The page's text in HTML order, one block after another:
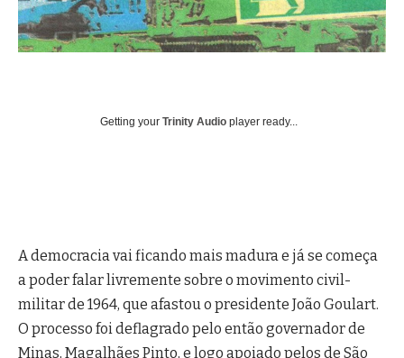
Getting your Trinity Audio player ready...
A democracia vai ficando mais madura e já se começa
a poder falar livremente sobre o movimento civil-
militar de 1964, que afastou o presidente João Goulart.
O processo foi deflagrado pelo então governador de
Minas, Magalhães Pinto, e logo apoiado pelos de São